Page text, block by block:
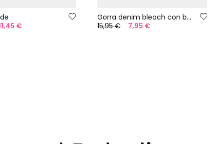
€
Gorra denim bleach con bordado
15,95 €
7,95 €